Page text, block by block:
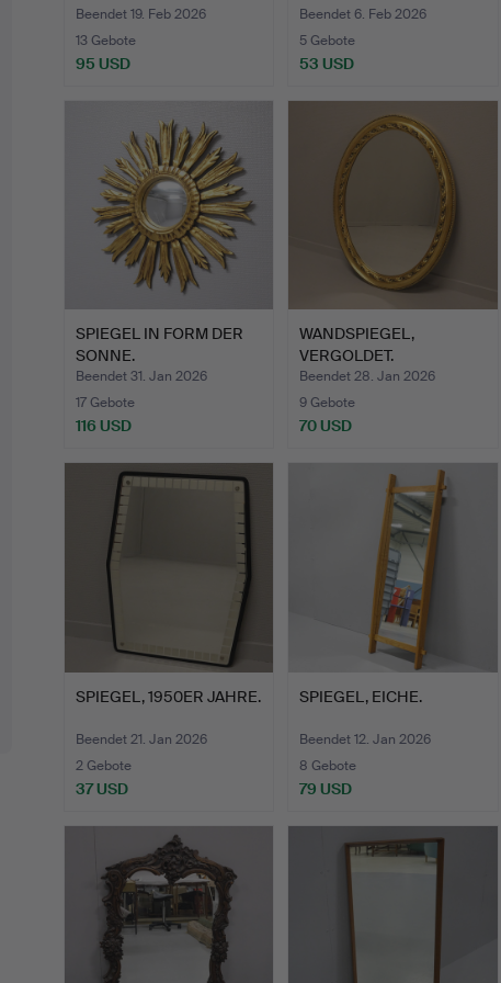
Beendet 19. Feb 2026
13 Gebote
95 USD
Beendet 6. Feb 2026
5 Gebote
53 USD
SPIEGEL IN FORM DER
SONNE.
Beendet 31. Jan 2026
17 Gebote
116 USD
WANDSPIEGEL,
VERGOLDET.
Beendet 28. Jan 2026
9 Gebote
70 USD
SPIEGEL, 1950ER JAHRE.
Beendet 21. Jan 2026
2 Gebote
37 USD
SPIEGEL, EICHE.
Beendet 12. Jan 2026
8 Gebote
79 USD